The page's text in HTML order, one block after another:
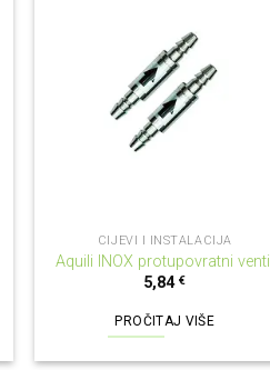
NEMA NA ZALIHI
CIJEVI I INSTALACIJA
Aquili INOX protupovratni ventil
5,84€
PROČITAJ VIŠE